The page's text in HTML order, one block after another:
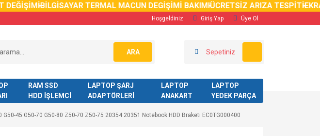
BİLGİSAYAR TERMAL MACUN DEGİŞİMİ BAKIMIÜCRETSİZ ARIZA TESPİTİ
Hoşgeldiniz Giriş Yap Üye Ol
ARA Sepetiniz
RAM SSD
HDD İŞLEMCİ
LAPTOP ŞARJ
ADAPTÖRLERİ
LAPTOP
ANAKART
LAPTOP
YEDEK PARÇA
G50-45 G50-70 G50-80 Z50-70 Z50-75 20354 20351 Notebook HDD Braketi EC0TG000400